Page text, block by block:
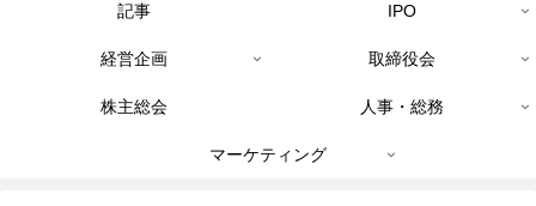
記事 IPO
経営企画 取締役会
株主総会 人事・総務
マーケティング